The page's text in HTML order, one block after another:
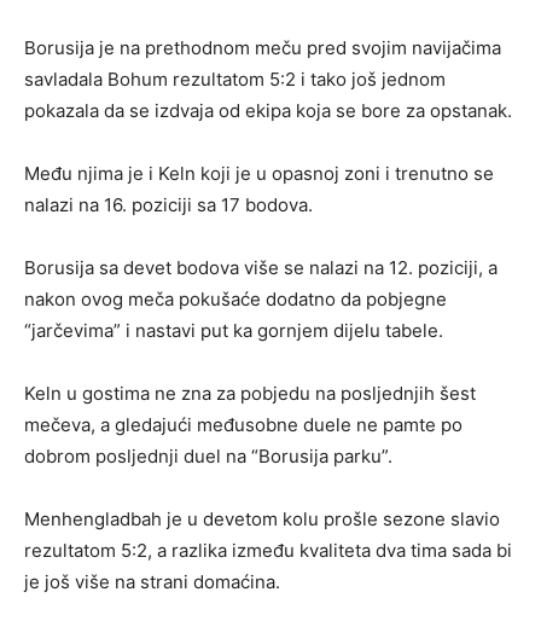
Borusija je na prethodnom meču pred svojim navijačima
savladala Bohum rezultatom 5:2 i tako još jednom
pokazala da se izdvaja od ekipa koja se bore za opstanak.
Među njima je i Keln koji je u opasnoj zoni i trenutno se
nalazi na 16. poziciji sa 17 bodova.
Borusija sa devet bodova više se nalazi na 12. poziciji, a
nakon ovog meča pokušaće dodatno da pobjegne
“jarčevima” i nastavi put ka gornjem dijelu tabele.
Keln u gostima ne zna za pobjedu na posljednjih šest
mečeva, a gledajući međusobne duele ne pamte po
dobrom posljednji duel na “Borusija parku”.
Menhengladbah je u devetom kolu prošle sezone slavio
rezultatom 5:2, a razlika između kvaliteta dva tima sada bi
je još više na strani domaćina.